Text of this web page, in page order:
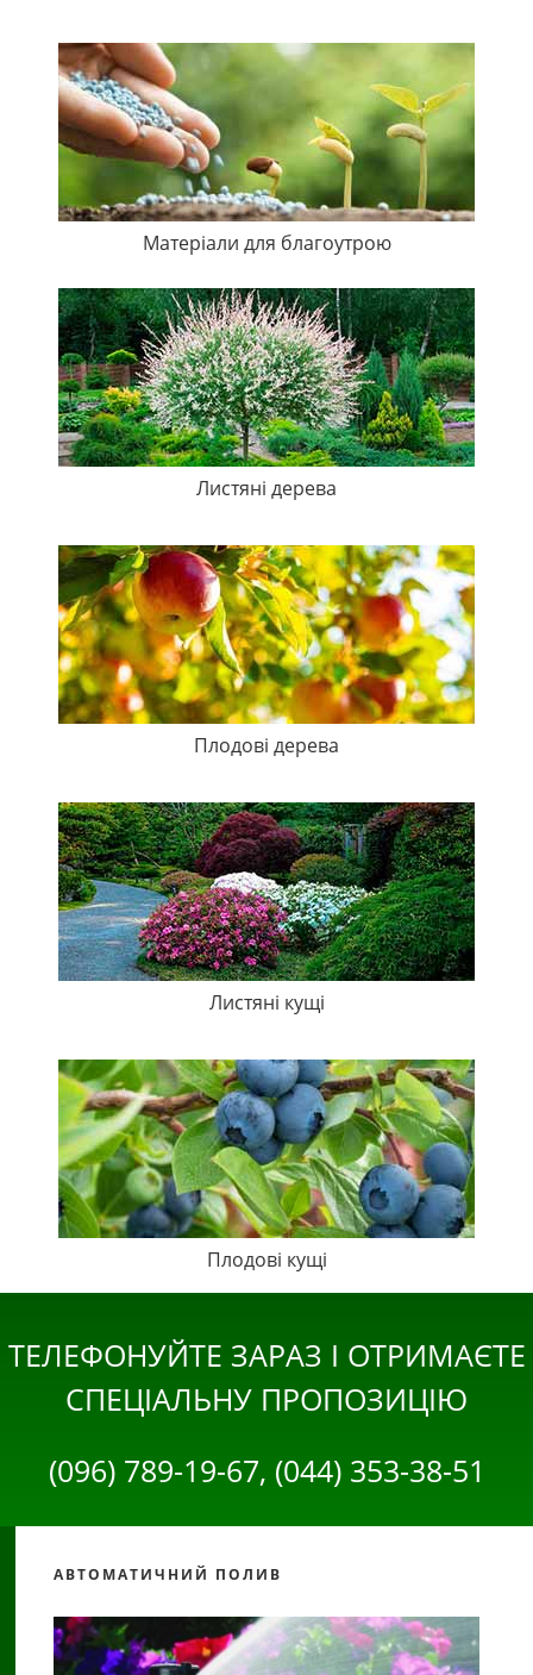
Матеріали для благоутрою
Листяні дерева
Плодові дерева
Листяні кущі
Плодові кущі
ТЕЛЕФОНУЙТЕ ЗАРАЗ І ОТРИМАЄТЕ
СПЕЦІАЛЬНУ ПРОПОЗИЦІЮ
(096) 789-19-67, (044) 353-38-51
АВТОМАТИЧНИЙ ПОЛИВ